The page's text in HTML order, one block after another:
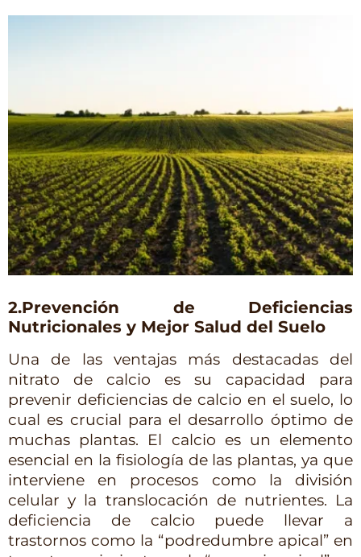
2.Prevención de Deficiencias
Nutricionales y Mejor Salud del Suelo
Una de las ventajas más destacadas del
nitrato de calcio es su capacidad para
prevenir deficiencias de calcio en el suelo, lo
cual es crucial para el desarrollo óptimo de
muchas plantas. El calcio es un elemento
esencial en la fisiología de las plantas, ya que
interviene en procesos como la división
celular y la translocación de nutrientes. La
deficiencia de calcio puede llevar a
trastornos como la “podredumbre apical” en